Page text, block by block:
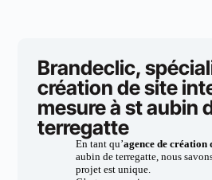
Brandeclic,
création de site
mesure à st aubin
terregatte
En tant qu’agence de création
aubin de terregatte, nous
projet est unique.